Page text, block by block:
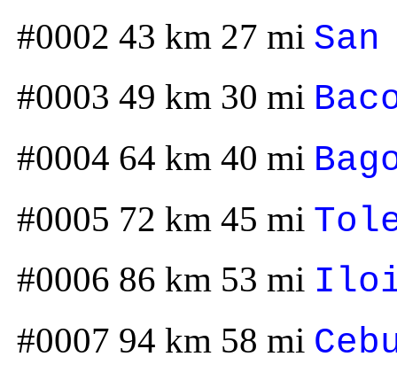
#0002 43 km 27 mi
#0003 49 km 30 mi
#0004 64 km 40 mi
#0005 72 km 45 mi
#0006 86 km 53 mi
#0007 94 km 58 mi